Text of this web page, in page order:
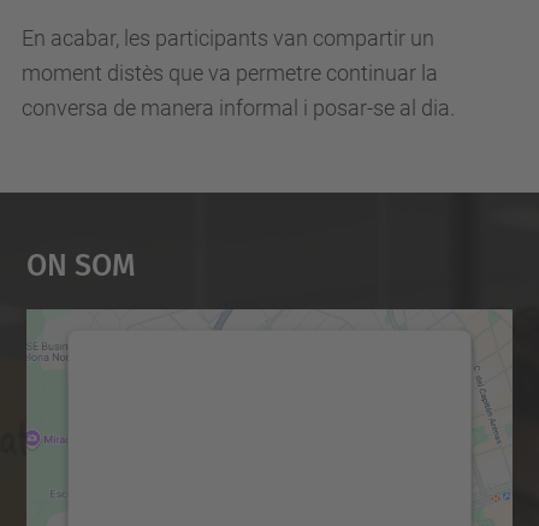
En acabar, les participants van compartir un
moment distès que va permetre continuar la
conversa de manera informal i posar-se al dia.
On Som